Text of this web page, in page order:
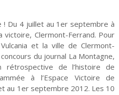
! Du 4 juillet au 1er septembre à
victoire, Clermont-Ferrand. Pour
et la ville de Clermont-
du journal La Montagne,
rétrospective de l’histoire de
à l’Espace Victoire de
au 1er septembre 2012. Les 10